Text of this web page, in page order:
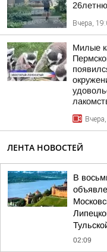
Вчера,
Милые
ЛЕНТА НОВОСТЕЙ
В
02:09